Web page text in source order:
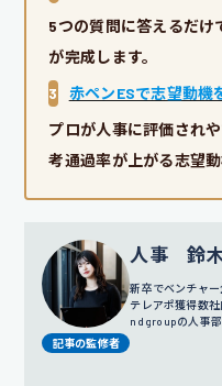
5つの質問に答えるだけ
が完成します。
3
赤ペンESで志望動機
プロが人事に評価され
考通過率が上がる志望動
記事の監修者
人事 鈴
新卒でベンチャ
テレアポ獲得数
nd groupの人事